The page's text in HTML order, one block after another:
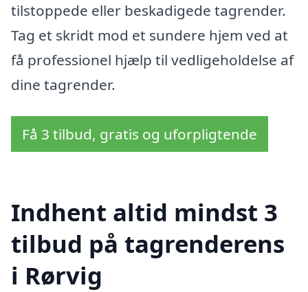
tilstoppede eller beskadigede tagrender.
Tag et skridt mod et sundere hjem ved at
få professionel hjælp til vedligeholdelse af
dine tagrender.
Få 3 tilbud, gratis og uforpligtende
Indhent altid mindst 3
tilbud på tagrenderens
i Rørvig